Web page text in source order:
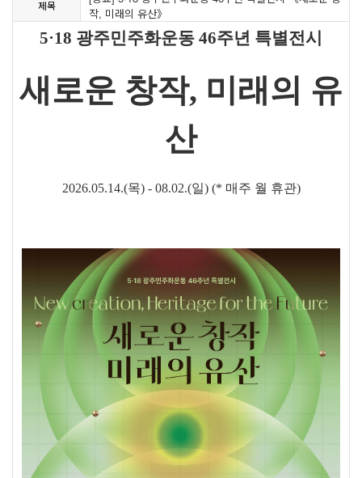
제목
작, 미래의 유산》
5·18 광주민주화운동 46주년 특별전시
새로운 창작, 미래의 유
산
2026.05.14.(목) - 08.02.(일) (* 매주 월 휴관)